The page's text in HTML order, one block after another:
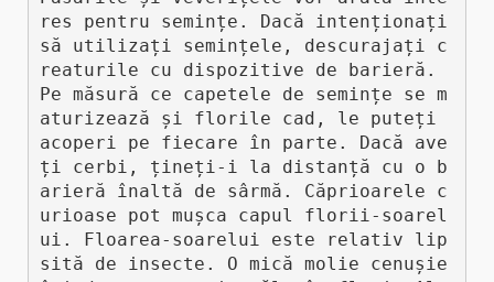
res pentru semințe. Dacă intenționați
să utilizați semințele, descurajați c
reaturile cu dispozitive de barieră.
Pe măsură ce capetele de semințe se m
aturizează și florile cad, le puteți
acoperi pe fiecare în parte. Dacă ave
ți cerbi, țineți-i la distanță cu o b
arieră înaltă de sârmă. Căprioarele c
urioase pot mușca capul florii-soarel
ui. Floarea-soarelui este relativ lip
sită de insecte. O mică molie cenușie